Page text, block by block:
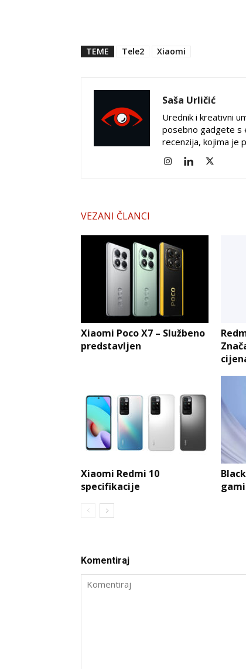
TEME Tele2 Xiaomi
Saša Urličić
Urednik i kreativni
posebno gadgete s
recenzija, kojima je
VEZANI ČLANCI
Xiaomi Poco X7 – Službeno
predstavljen
Xiaomi Redmi 10
specifikacije
Komentiraj